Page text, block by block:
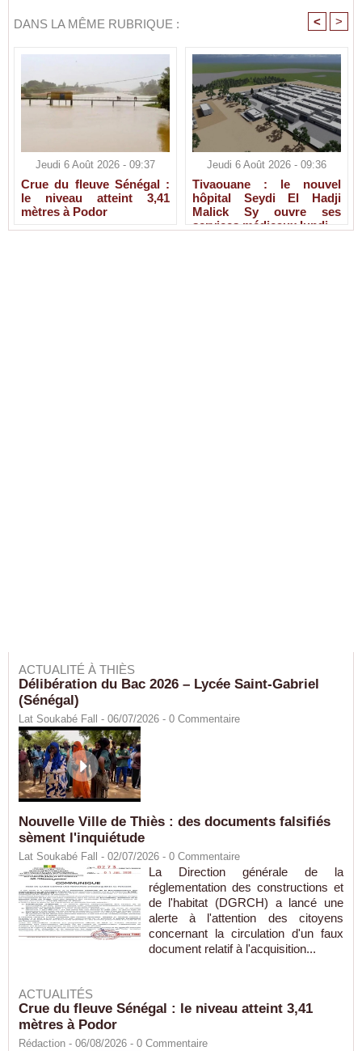
DANS LA MÊME RUBRIQUE : < >
Jeudi 6 Août 2026 - 09:37
Crue du fleuve Sénégal :
le niveau atteint 3,41
mètres à Podor
Jeudi 6 Août 2026 - 09:36
Tivaouane : le nouvel
hôpital Seydi El Hadji
Malick Sy ouvre ses
services médicaux lundi
ACTUALITÉ À THIÈS
Délibération du Bac 2026 – Lycée Saint-Gabriel
(Sénégal)
Lat Soukabé Fall - 06/07/2026 - 0 Commentaire
Nouvelle Ville de Thiès : des documents falsifiés
sèment l'inquiétude
Lat Soukabé Fall - 02/07/2026 - 0 Commentaire
La Direction générale de la
réglementation des constructions et
de l'habitat (DGRCH) a lancé une
alerte à l'attention des citoyens
concernant la circulation d'un faux
document relatif à l'acquisition...
ACTUALITÉS
Crue du fleuve Sénégal : le niveau atteint 3,41
mètres à Podor
Rédaction - 06/08/2026 - 0 Commentaire